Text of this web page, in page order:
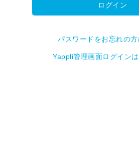
ログイン
パスワードをお忘れの方
Yappli管理画面ログイン